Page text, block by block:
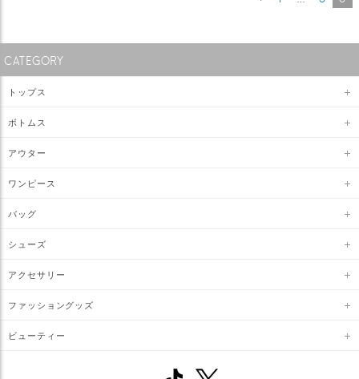
CATEGORY
トップス
ボトムス
アウター
ワンピース
バッグ
シューズ
アクセサリー
ファッショングッズ
ビューティー